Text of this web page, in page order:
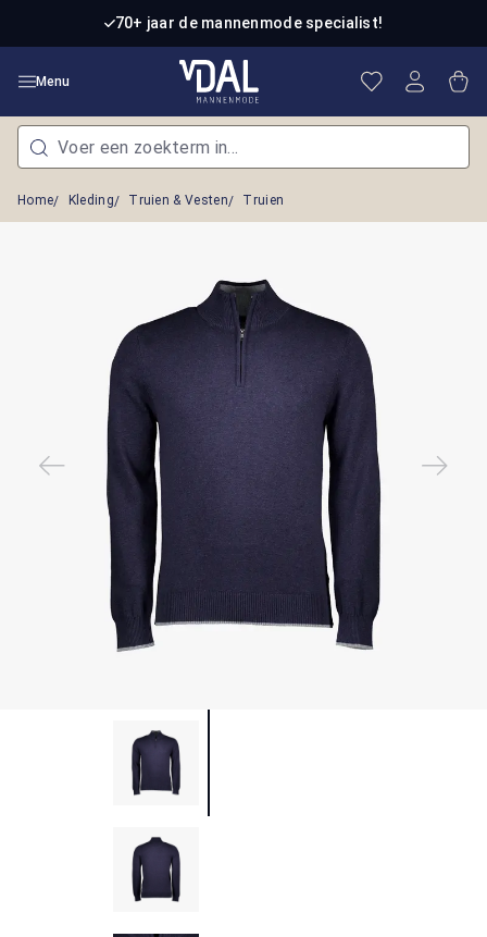
Ga naar de hoofdinhoud70+ jaar de mannenmode specialist!
Menu Je hebt 0
Home Kleding Truien & Vesten Truien